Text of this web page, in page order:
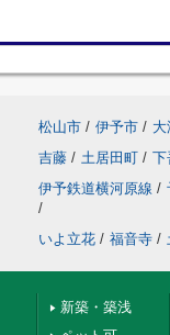
松山市 / 伊予市 / 大
吉藤 / 土居田町 / 下
伊予鉄道横河原線 /
/
いよ立花 / 福音寺 /
新築・築浅